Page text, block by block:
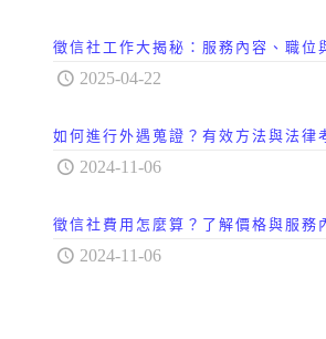
徵信社工作大揭秘：服務內容、職位
2025-04-22
如何進行外遇蒐證？有效方法與法律
2024-11-06
徵信社費用怎麼算？了解價格與服務
2024-11-06